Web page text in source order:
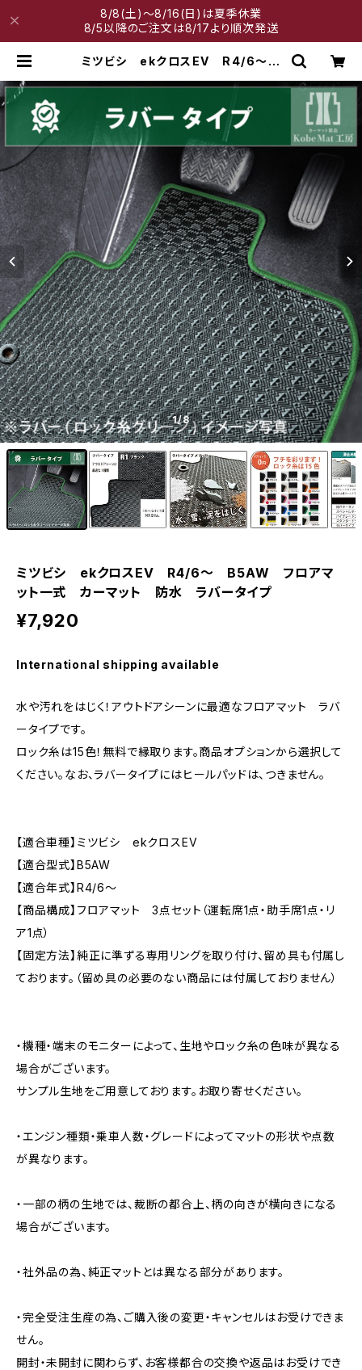
8/8(土)～8/16(日)は夏季休業
8/5以降のご注文は8/17より順次発送
ミツビシ ekクロスEV R4/6〜
ト 防水 ラバータイプ | 神戸マット
1/8
ミツビシ ekクロスEV R4/6〜 B5AW フロアマ
ット一式 カーマット 防水 ラバータイプ
¥7,920
International shipping available
水や汚れをはじく！アウトドアシーンに最適なフロアマット ラバ
ータイプです。
ロック糸は15色！無料で縁取ります。商品オプションから選択して
ください。なお、ラバータイプにはヒールパッドは、つきません。
【適合車種】ミツビシ ekクロスEV
【適合型式】B5AW
【適合年式】R4/6〜
【商品構成】フロアマット 3点セット（運転席1点・助手席1点・リ
ア1点）
【固定方法】純正に準ずる専用リングを取り付け、留め具も付属し
ております。（留め具の必要のない商品には付属しておりません）
・機種・端末のモニターによって、生地やロック糸の色味が異なる
場合がございます。
サンプル生地をご用意しております。お取り寄せください。
・エンジン種類・乗車人数・グレードによってマットの形状や点数
が異なります。
・一部の柄の生地では、裁断の都合上、柄の向きが横向きになる
場合がございます。
・社外品の為、純正マットとは異なる部分があります。
・完全受注生産の為、ご購入後の変更・キャンセルはお受けできま
せん。
開封・未開封に関わらず、お客様都合の交換や返品はお受けでき